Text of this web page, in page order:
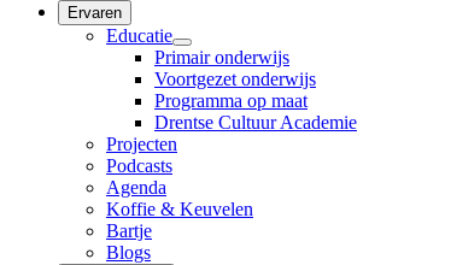
Ervaren
Educatie
Primair onderwijs
Voortgezet onderwijs
Programma op maat
Drentse Cultuur Academie
Projecten
Podcasts
Agenda
Koffie & Keuvelen
Bartje
Blogs